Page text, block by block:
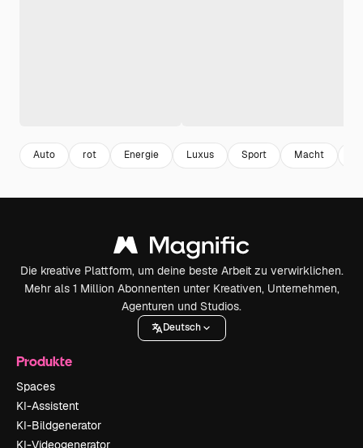
Auto rot Energie Luxus Sport Macht
Die kreative Plattform, um deine beste Arbeit zu verwirklichen.
Mehr als 1 Million Abonnenten unter Kreativen, Unternehmen,
Agenturen und Studios.
Deutsch
Produkte
Spaces
KI-Assistent
KI-Bildgenerator
KI-Videogenerator